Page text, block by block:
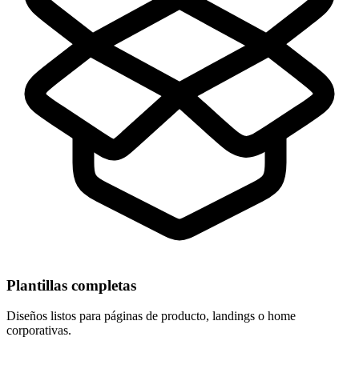
Plantillas completas
Diseños listos para páginas de producto, landings o home
corporativas.